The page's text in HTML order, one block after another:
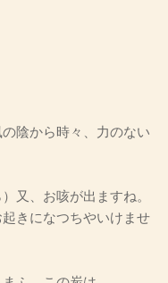
陰から時々、力のない
、お咳が出ますね。
きになつちやいけませ